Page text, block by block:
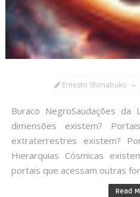
Ernesto Shimabuko
Buraco NegroSaudações
dimensões existem?
extraterrestres existem?
Hierarquias Cósmicas
portais que acessam outras
Read